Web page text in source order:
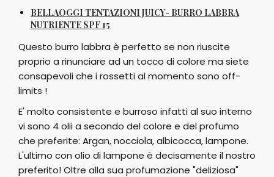
BELLAOGGI TENTAZIONI JUICY- BURRO LABBRA
NUTRIENTE SPF 15
Questo burro labbra è perfetto se non riuscite
proprio a rinunciare ad un tocco di colore ma siete
consapevoli che i rossetti al momento sono off-
limits !
E' molto consistente e burroso infatti al suo interno
vi sono 4 olii a secondo del colore e del profumo
che preferite: Argan, nocciola, albicocca, lampone.
L'ultimo con olio di lampone è decisamente il nostro
preferito! Oltre alla sua profumazione "deliziosa"